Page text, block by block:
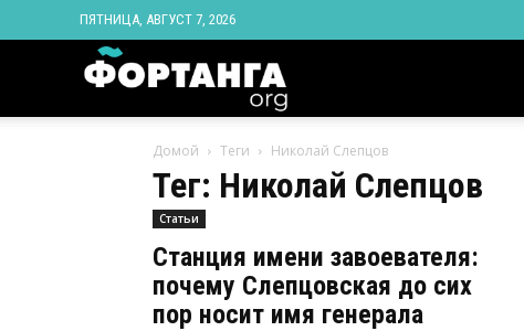
ПЯТНИЦА, АВГУСТ 7, 2026
Ингушетии
орг
Домой Теги Николай Слепцов
Тег: Николай Слепцов
Статьи
Станция имени завоевателя:
почему Слепцовская до сих
пор носит имя генерала